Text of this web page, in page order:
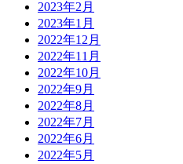
2023年2月
2023年1月
2022年12月
2022年11月
2022年10月
2022年9月
2022年8月
2022年7月
2022年6月
2022年5月